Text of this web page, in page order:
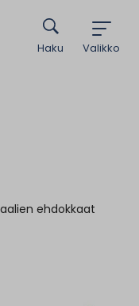
Valikko
Haku
ehdokkaat